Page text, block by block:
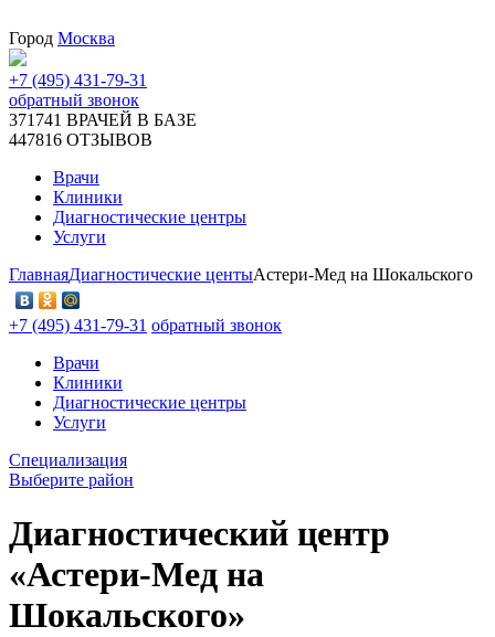
Город Москва
+7 (495) 431-79-31
обратный звонок
371741 ВРАЧЕЙ В БАЗЕ
447816 ОТЗЫВОВ
Врачи
Клиники
Диагностические центры
Услуги
ГлавнаяДиагностические центыАстери-Мед на Шокальского
+7 (495) 431-79-31 обратный звонок
Врачи
Клиники
Диагностические центры
Услуги
Специализация
Выберите район
Диагностический центр
«Астери-Мед на
Шокальского»